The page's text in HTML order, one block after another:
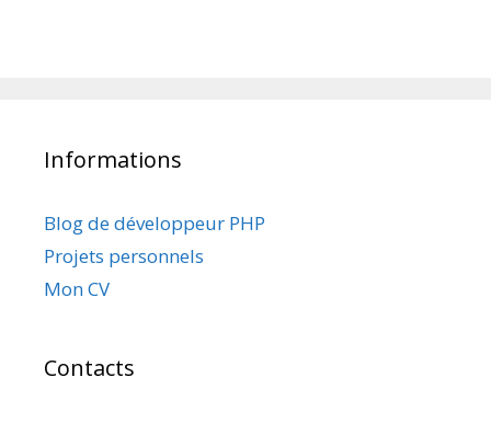
Informations
Blog de développeur PHP
Projets personnels
Mon CV
Contacts